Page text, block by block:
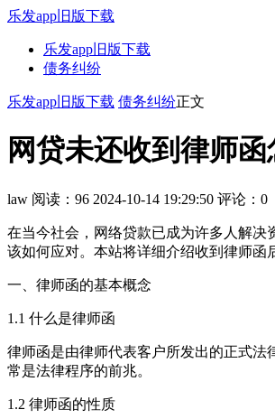
乐发app旧版下载
乐发app旧版下载
债务纠纷
乐发app旧版下载 债务纠纷正文
网贷未还收到律师
law 阅读：96 2024-10-14 19:29:50 评论：0
在当今社会，网络贷款已成为许多人解
该如何应对。本站将详细介绍收到律师函
一、律师函的基本概念
1.1 什么是律师函
律师函是由律师代表客户所发出的正式
常是法律程序的前兆。
1.2 律师函的性质